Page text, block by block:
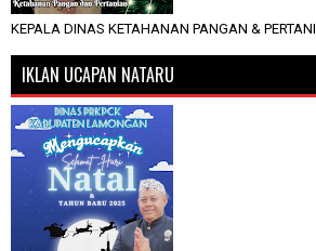
KEPALA DINAS KETAHANAN PANGAN &
IKLAN UCAPAN NATARU